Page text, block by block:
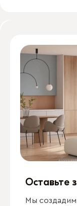
Оставьте
Мы